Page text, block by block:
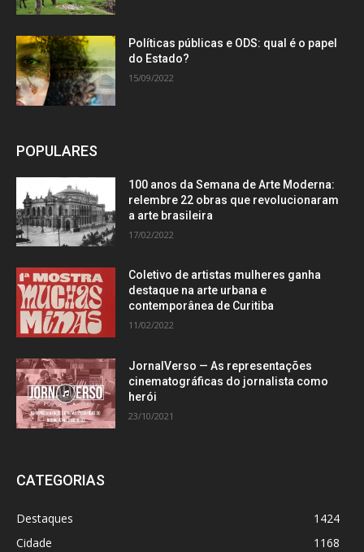
Políticas públicas e ODS: qual é o papel
do Estado?
15/09/2022
POPULARES
100 anos da Semana de Arte Moderna:
relembre 22 obras que revolucionaram
a arte brasileira
17/02/2022
Coletivo de artistas mulheres ganha
destaque na arte urbana e
contemporânea de Curitiba
11/02/2022
JornalVerso — As representações
cinematográficas do jornalista como
herói
23/10/2021
CATEGORIAS
Destaques
1424
Cidade
1168